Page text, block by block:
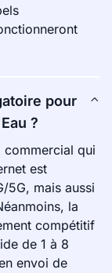
pour
?
commercial qui
est
5G, mais aussi
la
compétitif
de 1 à 8
envoi de